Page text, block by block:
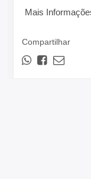
Mais
Compartilhar